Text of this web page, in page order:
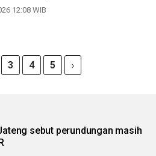
12:08 WIB
3 4 5
sebut perundungan masih